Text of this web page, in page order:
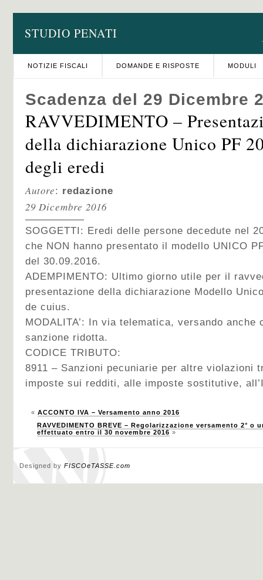
STUDIO PENATI
NOTIZIE FISCALI DOMANDE E RISPOSTE MODULI
Scadenza del 29 Dicembre
RAVVEDIMENTO –
della dichiarazione Unico PF
degli eredi
Autore: redazione
29 Dicembre 2016
SOGGETTI: Eredi delle persone decedute nel
che NON hanno presentato il modello UNICO
del 30.09.2016.
ADEMPIMENTO: Ultimo giorno utile per il
presentazione della dichiarazione Modello
de cuius.
MODALITA’: In via telematica, versando anche
sanzione ridotta.
CODICE TRIBUTO:
8911 – Sanzioni pecuniarie per altre violazioni
imposte sui redditi, alle imposte sostitutive,
« ACCONTO IVA – Versamento anno 2016
RAVVEDIMENTO BREVE – Regolarizzazione versamento 2°
effettuato entro il 30 novembre 2016 »
Designed by FISCOeTASSE.com